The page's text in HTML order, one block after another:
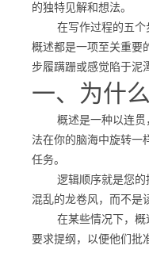
的独特见解和想法。
在写作过程的五个步
概述都是一项至关重要
步履蹒跚或感觉陷于泥
一、为什
概述是一种以连贯，
法在你的脑海中旋转一
任务。
逻辑顺序就是您的
混乱的龙卷风，而不是
在某些情况下，概述
要求提纲，以便他们批